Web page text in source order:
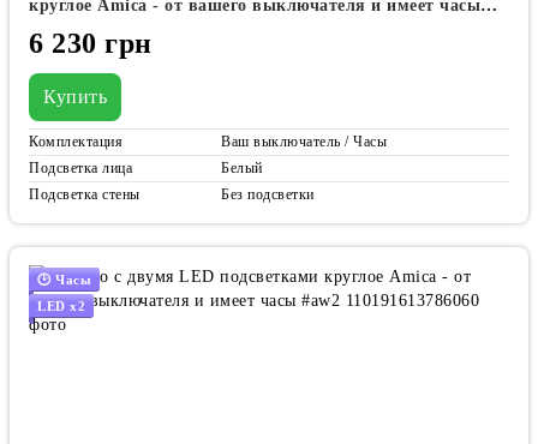
круглое Amica - от вашего выключателя и имеет часы
#awf
6 230 грн
Купить
Комплектация
Ваш выключатель / Часы
Подсветка лица
Белый
Подсветка стены
Без подсветки
🕑 Часы
LED x2